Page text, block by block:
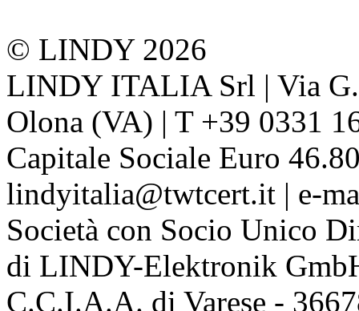
© LINDY 2026
LINDY ITALIA Srl | Via
Olona (VA) | T +39 0331
Capitale Sociale Euro
lindyitalia@twtcert.it | e-
Società con Socio Unico
di LINDY-Elektronik
C.C.I.A.A. di Varese -